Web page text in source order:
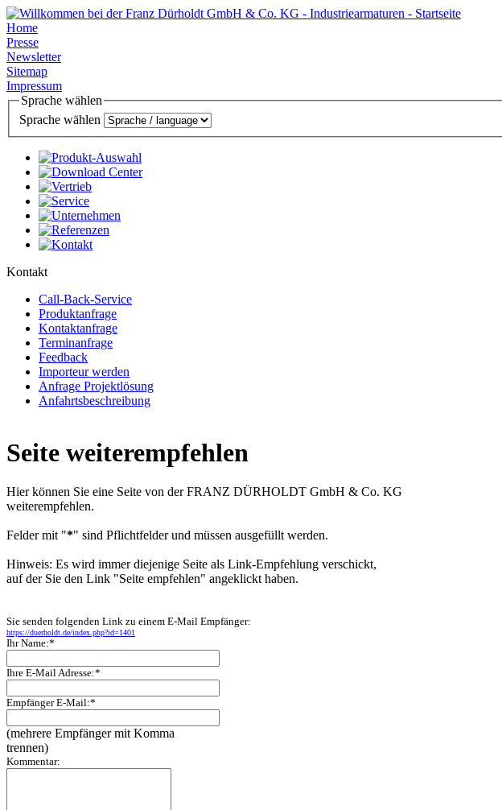
Home
Presse
Newsletter
Sitemap
Impressum
Sprache wählen
Sprache wählen
Kontakt
Call-Back-Service
Produktanfrage
Kontaktanfrage
Terminanfrage
Feedback
Importeur werden
Anfrage Projektlösung
Anfahrtsbeschreibung
Seite weiterempfehlen
Hier können Sie eine Seite von der FRANZ DÜRHOLDT GmbH & Co. KG
weiterempfehlen.
Felder mit "*" sind Pflichtfelder und müssen ausgefüllt werden.
Hinweis: Es wird immer diejenige Seite als Link-Empfehlung verschickt,
auf der Sie den Link "Seite empfehlen" angeklickt haben.
Sie senden folgenden Link zu einem E-Mail Empfänger:
https://duerholdt.de/index.php?id=1401
Ihr Name:*
Ihre E-Mail Adresse:*
Empfänger E-Mail:*
(mehrere Empfänger mit Komma
trennen)
Kommentar: